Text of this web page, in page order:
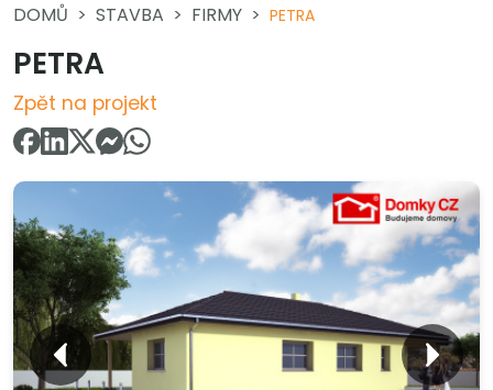
DOMŮ STAVBA FIRMY PETRA
PETRA
Zpět na projekt